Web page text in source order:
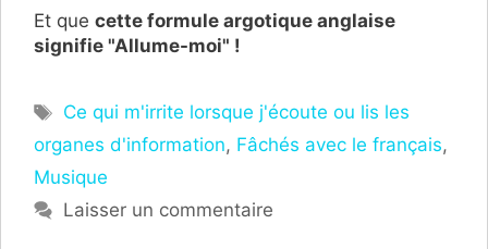
Et que cette formule argotique anglaise
signifie "Allume-moi" !
Étiquettes
Ce qui m'irrite lorsque j'écoute ou lis les
organes d'information, Fâchés avec le français,
Musique
Laisser un commentaire